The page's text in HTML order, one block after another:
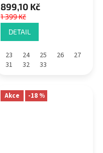
899,10 Kč
1 399 Kč
DETAIL
23 24 25 26
27
31
32 33
Akce -18 %